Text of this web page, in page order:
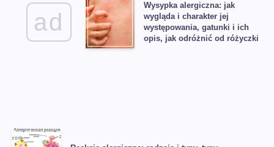
ad
Wysypka alergiczna: jak
wygląda i charakter jej
występowania, gatunki i ich
opis, jak odróżnić od różyczki